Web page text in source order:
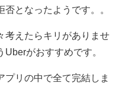
となったようです。。
考えたらキリがありませ
がおすすめです。
プリの中で全て完結しま